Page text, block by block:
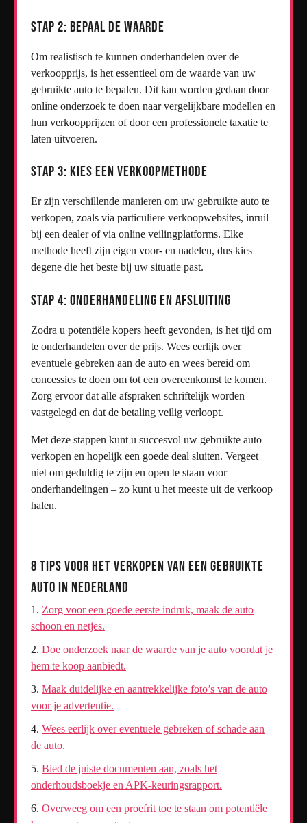
Stap 2: Bepaal de Waarde
Om realistisch te kunnen onderhandelen over de
verkoopprijs, is het essentieel om de waarde van uw
gebruikte auto te bepalen. Dit kan worden gedaan door
online onderzoek te doen naar vergelijkbare modellen en
hun verkoopprijzen of door een professionele taxatie te
laten uitvoeren.
Stap 3: Kies een Verkoopmethode
Er zijn verschillende manieren om uw gebruikte auto te
verkopen, zoals via particuliere verkoopwebsites, inruil
bij een dealer of via online veilingplatforms. Elke
methode heeft zijn eigen voor- en nadelen, dus kies
degene die het beste bij uw situatie past.
Stap 4: Onderhandeling en Afsluiting
Zodra u potentiële kopers heeft gevonden, is het tijd om
te onderhandelen over de prijs. Wees eerlijk over
eventuele gebreken aan de auto en wees bereid om
concessies te doen om tot een overeenkomst te komen.
Zorg ervoor dat alle afspraken schriftelijk worden
vastgelegd en dat de betaling veilig verloopt.
Met deze stappen kunt u succesvol uw gebruikte auto
verkopen en hopelijk een goede deal sluiten. Vergeet
niet om geduldig te zijn en open te staan voor
onderhandelingen – zo kunt u het meeste uit de verkoop
halen.
8 Tips voor het Verkopen van een Gebruikte
Auto in Nederland
Zorg voor een goede eerste indruk, maak de auto
schoon en netjes.
Doe onderzoek naar de waarde van je auto voordat je
hem te koop aanbiedt.
Maak duidelijke en aantrekkelijke foto’s van de auto
voor je advertentie.
Wees eerlijk over eventuele gebreken of schade aan
de auto.
Bied de juiste documenten aan, zoals het
onderhoudsboekje en APK-keuringsrapport.
Overweeg om een proefrit toe te staan om potentiële